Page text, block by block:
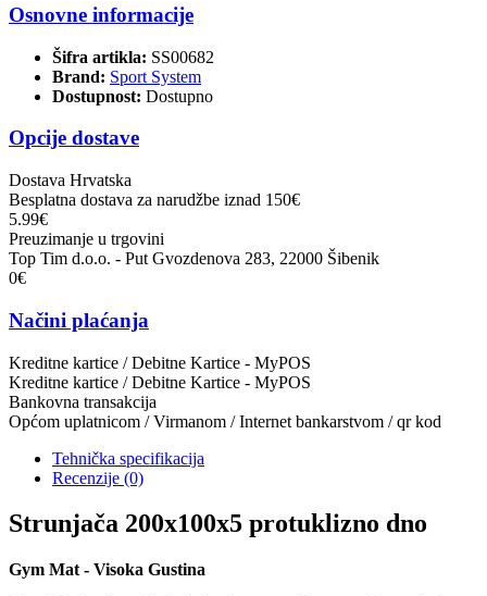
Osnovne informacije
Šifra artikla: SS00682
Brand: Sport System
Dostupnost: Dostupno
Opcije dostave
Dostava Hrvatska
Besplatna dostava za narudžbe iznad 150€
5.99€
Preuzimanje u trgovini
Top Tim d.o.o. - Put Gvozdenova 283, 22000 Šibenik
0€
Načini plaćanja
Kreditne kartice / Debitne Kartice - MyPOS
Kreditne kartice / Debitne Kartice - MyPOS
Bankovna transakcija
Općom uplatnicom / Virmanom / Internet bankarstvom / qr kod
Tehnička specifikacija
Recenzije (0)
Strunjača 200x100x5 protuklizno dno
Gym Mat - Visoka Gustina